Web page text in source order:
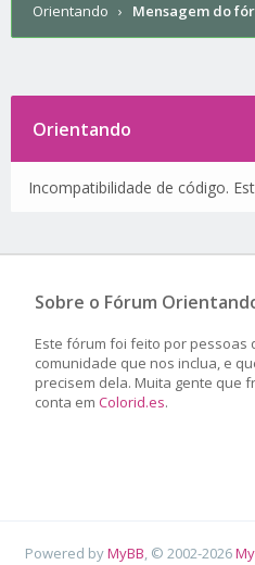
Orientando › Mensagem do
Orientando
Incompatibilidade de código.
Sobre o Fórum
Este fórum foi feito por
comunidade que nos inclua, e
precisem dela. Muita gente que
conta em Colorid.es.
Powered byMyBB , © 2002-2026